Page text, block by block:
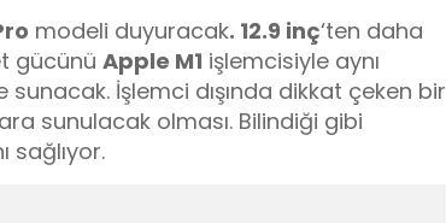
modeli duyuracak. 12.9 inç‘ten daha
gücünü Apple M1 işlemcisiyle aynı
İşlemci dışında dikkat çeken bir
sunulacak olması. Bilindiği gibi
sağlıyor.